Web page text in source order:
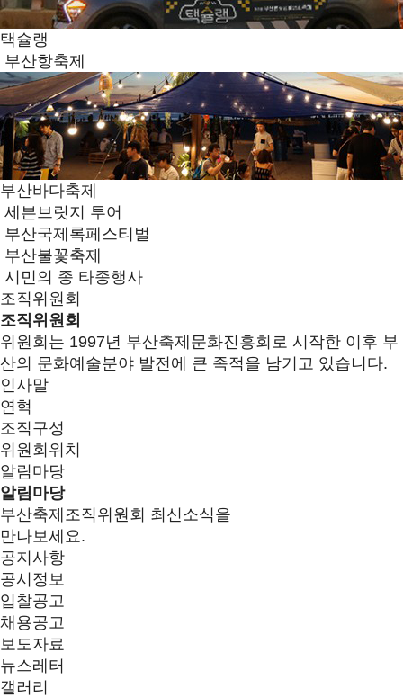
택슐랭
부산항축제
부산바다축제
세븐브릿지 투어
부산국제록페스티벌
부산불꽃축제
시민의 종 타종행사
조직위원회
조직위원회
위원회는 1997년 부산축제문화진흥회로 시작한 이후 부
산의 문화예술분야 발전에 큰 족적을 남기고 있습니다.
인사말
연혁
조직구성
위원회위치
알림마당
알림마당
부산축제조직위원회 최신소식을
만나보세요.
공지사항
공시정보
입찰공고
채용공고
보도자료
뉴스레터
갤러리